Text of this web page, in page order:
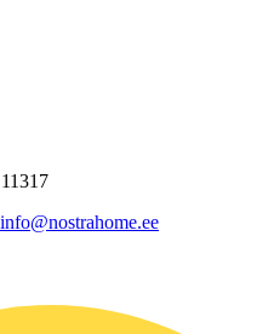
info@nostrahome.ee